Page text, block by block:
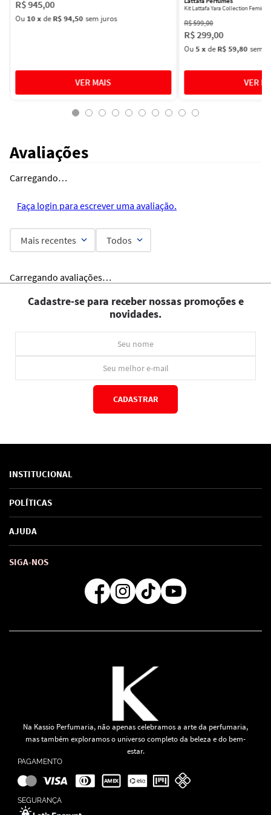
R$945,00
Ou 10xdeR$ 94,50 sem juros
Kit Lattafa Yara Collection
R$599,00
R$ 299,00
Ou5xdeR$ 59,80 sem
Avaliações
Carregando…
Faça login para escrever uma avaliação.
Mais recentes Todos
Carregando avaliações…
Cadastre-se para receber nossas promoções e
novidades.
CADASTRAR
INSTITUCIONAL
Sobre Nós
Marcas
SAC de marcas
Como comprar
POLÍTICAS
Política de Privacidade
Troca e Devoluções
Formas de Pagamento
Regra de Frete Grátis
AJUDA
SIGA-NOS
Na Kassio Perfumaria, não apenas celebramos a arte da perfumaria,
mas também exploramos o universo completo da beleza e do bem-
estar.
PAGAMENTO
SEGURANÇA